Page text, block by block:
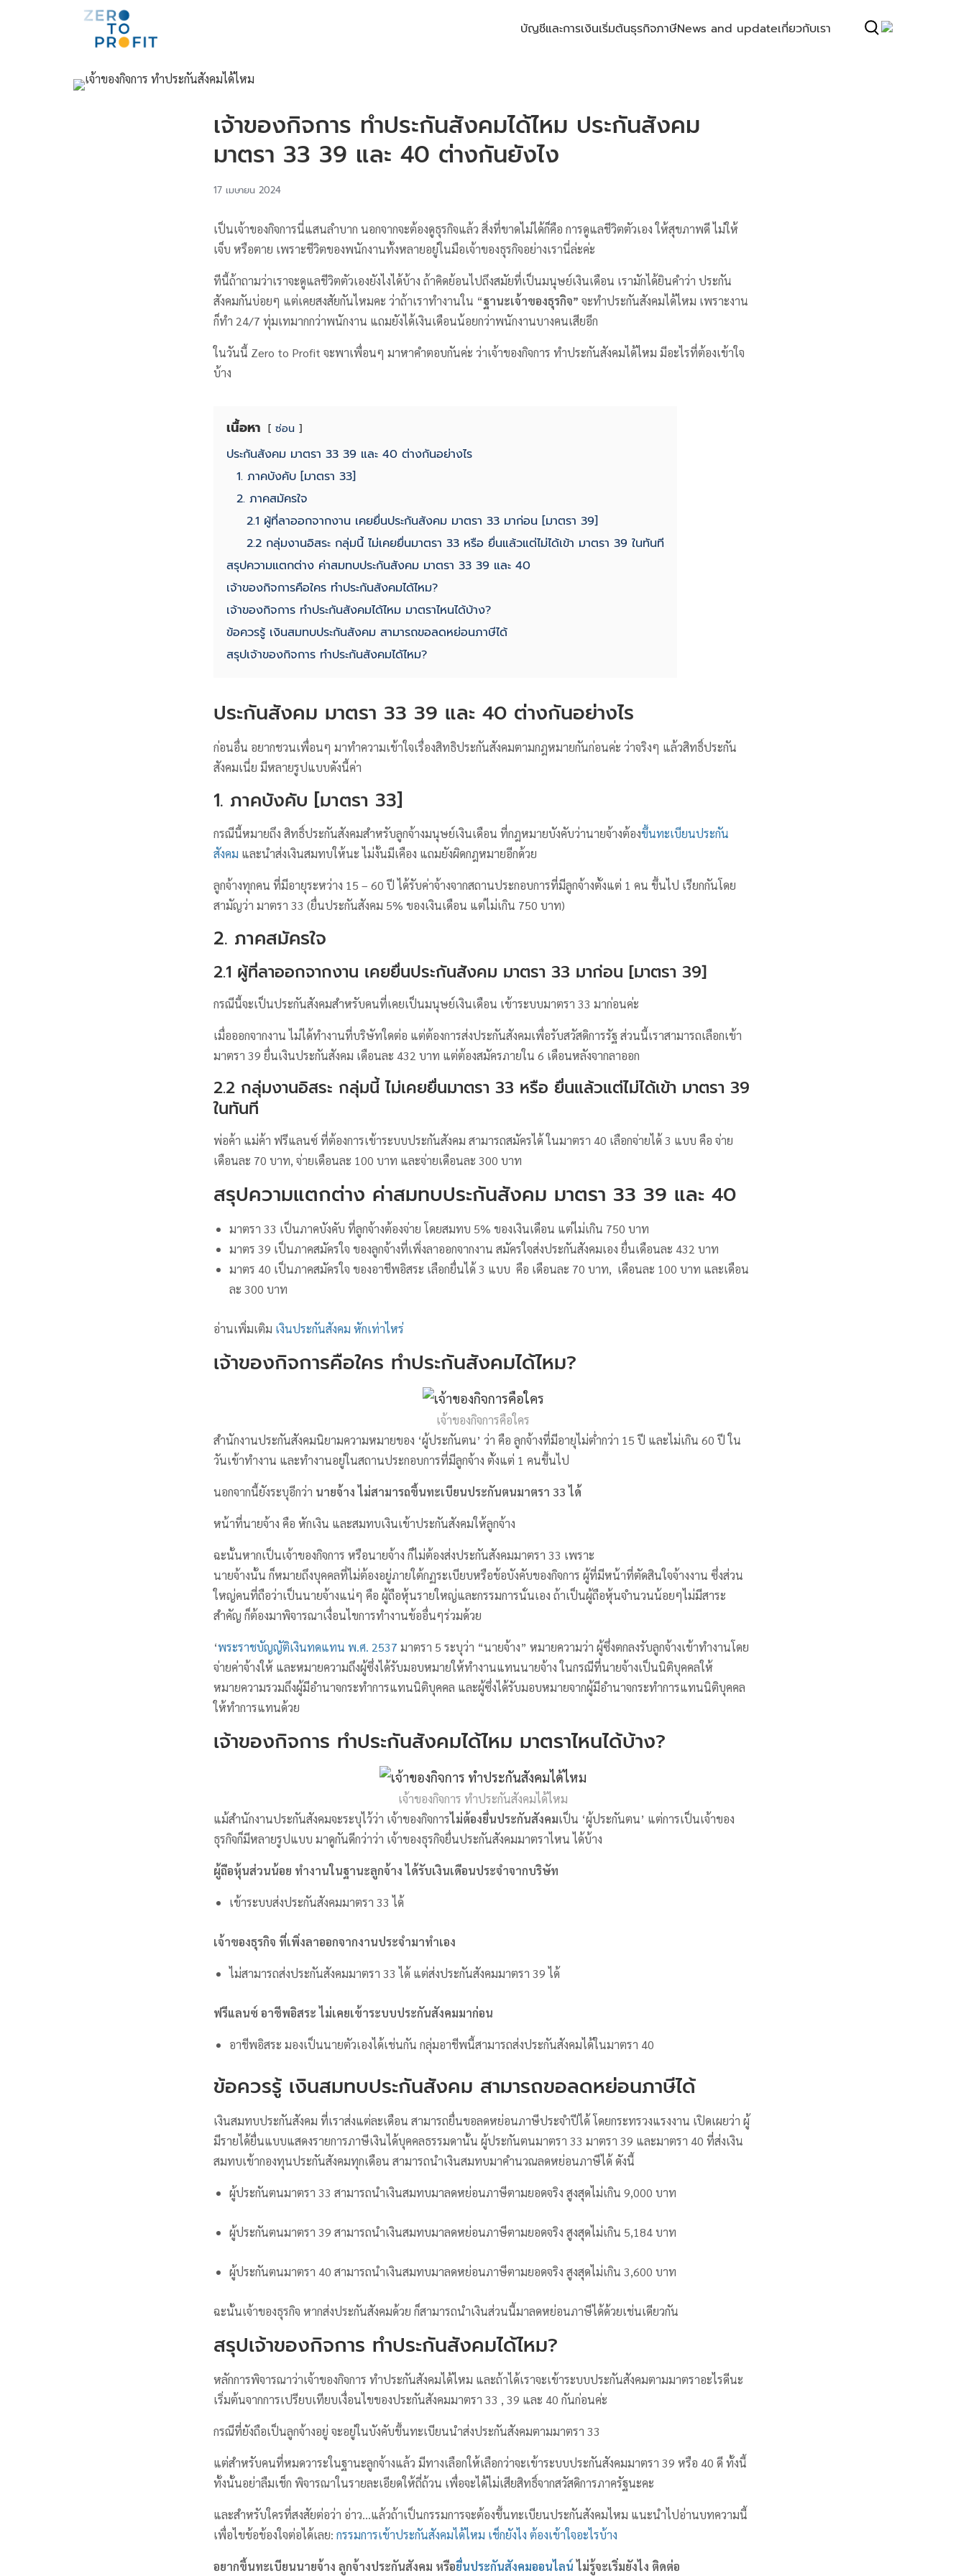
บัญชีและการเงินเริ่มต้นธุรกิจภาษีNews and updateเกี่ยวกับเรา
เจ้าของกิจการ ทําประกันสังคมได้ไหม ประกันสังคม
มาตรา 33 39 และ 40 ต่างกันยังไง
17 เมษายน 2024
เป็นเจ้าของกิจการนี่แสนลำบาก นอกจากจะต้องดูธุรกิจแล้ว สิ่งที่ขาดไม่ได้ก็คือ การดูแลชีวิตตัวเอง ให้สุขภาพดี ไม่ให้
เจ็บ หรือตาย เพราะชีวิตของพนักงานทั้งหลายอยู่ในมือเจ้าของธุรกิจอย่างเรานี่ล่ะค่ะ
ทีนี้ถ้าถามว่าเราจะดูแลชีวิตตัวเองยังไงได้บ้าง ถ้าคิดย้อนไปถึงสมัยที่เป็นมนุษย์เงินเดือน เรามักได้ยินคำว่า ประกัน
สังคมกันบ่อยๆ แต่เคยสงสัยกันไหมคะ ว่าถ้าเราทำงานใน “ฐานะเจ้าของธุรกิจ” จะทําประกันสังคมได้ไหม เพราะงาน
ก็ทำ 24/7 ทุ่มเทมากกว่าพนักงาน แถมยังได้เงินเดือนน้อยกว่าพนักงานบางคนเสียอีก
ในวันนี้ Zero to Profit จะพาเพื่อนๆ มาหาคำตอบกันค่ะ ว่าเจ้าของกิจการ ทําประกันสังคมได้ไหม มีอะไรที่ต้องเข้าใจ
บ้าง
เนื้อหา ซ่อน
ประกันสังคม มาตรา 33 39 และ 40 ต่างกันอย่างไร
1. ภาคบังคับ [มาตรา 33]
2. ภาคสมัครใจ
2.1 ผู้ที่ลาออกจากงาน เคยยื่นประกันสังคม มาตรา 33 มาก่อน [มาตรา 39]
2.2 กลุ่มงานอิสระ กลุ่มนี้ ไม่เคยยื่นมาตรา 33 หรือ ยื่นแล้วแต่ไม่ได้เข้า มาตรา 39 ในทันที
สรุปความแตกต่าง ค่าสมทบประกันสังคม มาตรา 33 39 และ 40
เจ้าของกิจการคือใคร ทำประกันสังคมได้ไหม?
เจ้าของกิจการ ทําประกันสังคมได้ไหม มาตราไหนได้บ้าง?
ข้อควรรู้ เงินสมทบประกันสังคม สามารถขอลดหย่อนภาษีได้
สรุปเจ้าของกิจการ ทําประกันสังคมได้ไหม?
ประกันสังคม มาตรา 33 39 และ 40 ต่างกันอย่างไร
ก่อนอื่น อยากชวนเพื่อนๆ มาทำความเข้าใจเรื่องสิทธิประกันสังคมตามกฎหมายกันก่อนค่ะ ว่าจริงๆ แล้วสิทธิ์ประกัน
สังคมเนี่ย มีหลายรูปแบบดังนี้ค่า
1. ภาคบังคับ [มาตรา 33]
กรณีนี้หมายถึง สิทธิ์ประกันสังคมสำหรับลูกจ้างมนุษย์เงินเดือน ที่กฎหมายบังคับว่านายจ้างต้องขึ้นทะเบียนประกัน
สังคม และนำส่งเงินสมทบให้นะ ไม่งั้นมีเคือง แถมยังผิดกฎหมายอีกด้วย
ลูกจ้างทุกคน ที่มีอายุระหว่าง 15 – 60 ปี ได้รับค่าจ้างจากสถานประกอบการที่มีลูกจ้างตั้งแต่ 1 คน ขึ้นไป เรียกกันโดย
สามัญว่า มาตรา 33 (ยื่นประกันสังคม 5% ของเงินเดือน แต่ไม่เกิน 750 บาท)
2. ภาคสมัครใจ
2.1 ผู้ที่ลาออกจากงาน เคยยื่นประกันสังคม มาตรา 33 มาก่อน [มาตรา 39]
กรณีนี้จะเป็นประกันสังคมสำหรับคนที่เคยเป็นมนุษย์เงินเดือน เข้าระบบมาตรา 33 มาก่อนค่ะ
เมื่อออกจากงาน ไม่ได้ทำงานที่บริษัทใดต่อ แต่ต้องการส่งประกันสังคมเพื่อรับสวัสดิการรัฐ ส่วนนี้เราสามารถเลือกเข้า
มาตรา 39 ยื่นเงินประกันสังคม เดือนละ 432 บาท แต่ต้องสมัครภายใน 6 เดือนหลังจากลาออก
2.2 กลุ่มงานอิสระ กลุ่มนี้ ไม่เคยยื่นมาตรา 33 หรือ ยื่นแล้วแต่ไม่ได้เข้า มาตรา 39
ในทันที
พ่อค้า แม่ค้า ฟรีแลนซ์ ที่ต้องการเข้าระบบประกันสังคม สามารถสมัครได้ ในมาตรา 40 เลือกจ่ายได้ 3 แบบ คือ จ่าย
เดือนละ 70 บาท, จ่ายเดือนละ 100 บาท และจ่ายเดือนละ 300 บาท
สรุปความแตกต่าง ค่าสมทบประกันสังคม มาตรา 33 39 และ 40
มาตรา 33 เป็นภาคบังคับ ที่ลูกจ้างต้องจ่าย โดยสมทบ 5% ของเงินเดือน แต่ไม่เกิน 750 บาท
มาตร 39 เป็นภาคสมัครใจ ของลูกจ้างที่เพิ่งลาออกจากงาน สมัครใจส่งประกันสังคมเอง ยื่นเดือนละ 432 บาท
มาตร 40 เป็นภาคสมัครใจ ของอาชีพอิสระ เลือกยื่นได้ 3 แบบ คือ เดือนละ 70 บาท, เดือนละ 100 บาท และเดือน
ละ 300 บาท
อ่านเพิ่มเติม เงินประกันสังคม หักเท่าไหร่
เจ้าของกิจการคือใคร ทำประกันสังคมได้ไหม?
เจ้าของกิจการคือใคร
สำนักงานประกันสังคมนิยามความหมายของ ‘ผู้ประกันตน’ ว่า คือ ลูกจ้างที่มีอายุไม่ต่ำกว่า 15 ปี และไม่เกิน 60 ปี ใน
วันเข้าทำงาน และทำงานอยู่ในสถานประกอบการที่มีลูกจ้าง ตั้งแต่ 1 คนขึ้นไป
นอกจากนี้ยังระบุอีกว่า นายจ้าง ไม่สามารถขึ้นทะเบียนประกันตนมาตรา 33 ได้
หน้าที่นายจ้าง คือ หักเงิน และสมทบเงินเข้าประกันสังคมให้ลูกจ้าง
ฉะนั้นหากเป็นเจ้าของกิจการ หรือนายจ้าง ก็ไม่ต้องส่งประกันสังคมมาตรา 33 เพราะ
นายจ้างนั้น ก็หมายถึงบุคคลที่ไม่ต้องอยู่ภายใต้กฏระเบียบหรือข้อบังคับของกิจการ ผู้ที่มีหน้าที่ตัดสินใจจ้างงาน ซึ่งส่วน
ใหญ่คนที่ถือว่าเป็นนายจ้างแน่ๆ คือ ผู้ถือหุ้นรายใหญ่และกรรมการนั่นเอง ถ้าเป็นผู้ถือหุ้นจำนวนน้อยๆไม่มีสาระ
สำคัญ ก็ต้องมาพิจารณาเงื่อนไขการทำงานข้ออื่นๆร่วมด้วย
‘พระราชบัญญัติเงินทดแทน พ.ศ. 2537 มาตรา 5 ระบุว่า “นายจ้าง” หมายความว่า ผู้ซึ่งตกลงรับลูกจ้างเข้าทำงานโดย
จ่ายค่าจ้างให้ และหมายความถึงผู้ซึ่งได้รับมอบหมายให้ทำงานแทนนายจ้าง ในกรณีที่นายจ้างเป็นนิติบุคคลให้
หมายความรวมถึงผู้มีอำนาจกระทำการแทนนิติบุคคล และผู้ซึ่งได้รับมอบหมายจากผู้มีอำนาจกระทำการแทนนิติบุคคล
ให้ทำการแทนด้วย
เจ้าของกิจการ ทําประกันสังคมได้ไหม มาตราไหนได้บ้าง?
เจ้าของกิจการ ทำประกันสังคมได้ไหม
แม้สำนักงานประกันสังคมจะระบุไว้ว่า เจ้าของกิจการไม่ต้องยื่นประกันสังคมเป็น ‘ผู้ประกันตน’ แต่การเป็นเจ้าของ
ธุรกิจก็มีหลายรูปแบบ มาดูกันดีกว่าว่า เจ้าของธุรกิจยื่นประกันสังคมมาตราไหน ได้บ้าง
ผู้ถือหุ้นส่วนน้อย ทำงานในฐานะลูกจ้าง ได้รับเงินเดือนประจำจากบริษัท
เข้าระบบส่งประกันสังคมมาตรา 33 ได้
เจ้าของธุรกิจ ที่เพิ่งลาออกจากงานประจำมาทำเอง
ไม่สามารถส่งประกันสังคมมาตรา 33 ได้ แต่ส่งประกันสังคมมาตรา 39 ได้
ฟรีแลนซ์ อาชีพอิสระ ไม่เคยเข้าระบบประกันสังคมมาก่อน
อาชีพอิสระ มองเป็นนายตัวเองได้เช่นกัน กลุ่มอาชีพนี้สามารถส่งประกันสังคมได้ในมาตรา 40
ข้อควรรู้ เงินสมทบประกันสังคม สามารถขอลดหย่อนภาษีได้
เงินสมทบประกันสังคม ที่เราส่งแต่ละเดือน สามารถยื่นขอลดหย่อนภาษีประจำปีได้ โดยกระทรวงแรงงาน เปิดเผยว่า ผู้
มีรายได้ยื่นแบบแสดงรายการภาษีเงินได้บุคคลธรรมดานั้น ผู้ประกันตนมาตรา 33 มาตรา 39 และมาตรา 40 ที่ส่งเงิน
สมทบเข้ากองทุนประกันสังคมทุกเดือน สามารถนำเงินสมทบมาคำนวณลดหย่อนภาษีได้ ดังนี้
ผู้ประกันตนมาตรา 33 สามารถนำเงินสมทบมาลดหย่อนภาษีตามยอดจริง สูงสุดไม่เกิน 9,000 บาท
ผู้ประกันตนมาตรา 39 สามารถนำเงินสมทบมาลดหย่อนภาษีตามยอดจริง สูงสุดไม่เกิน 5,184 บาท
ผู้ประกันตนมาตรา 40 สามารถนำเงินสมทบมาลดหย่อนภาษีตามยอดจริง สูงสุดไม่เกิน 3,600 บาท
ฉะนั้นเจ้าของธุรกิจ หากส่งประกันสังคมด้วย ก็สามารถนำเงินส่วนนี้มาลดหย่อนภาษีได้ด้วยเช่นเดียวกัน
สรุปเจ้าของกิจการ ทําประกันสังคมได้ไหม?
หลักการพิจารณาว่าเจ้าของกิจการ ทําประกันสังคมได้ไหม และถ้าได้เราจะเข้าระบบประกันสังคมตามมาตราอะไรดีนะ
เริ่มต้นจากการเปรียบเทียบเงื่อนไขของประกันสังคมมาตรา 33 , 39 และ 40 กันก่อนค่ะ
กรณีที่ยังถือเป็นลูกจ้างอยู่ จะอยู่ในบังคับขึ้นทะเบียนนำส่งประกันสังคมตามมาตรา 33
แต่สำหรับคนที่หมดวาระในฐานะลูกจ้างแล้ว มีทางเลือกให้เลือกว่าจะเข้าระบบประกันสังคมมาตรา 39 หรือ 40 ดี ทั้งนี้
ทั้งนั้นอย่าลืมเช็ก พิจารณาในรายละเอียดให้ถี่ถ้วน เพื่อจะได้ไม่เสียสิทธิ์จากสวัสดิการภาครัฐนะคะ
และสำหรับใครที่สงสัยต่อว่า อ่าว…แล้วถ้าเป็นกรรมการจะต้องขึ้นทะเบียนประกันสังคมไหม แนะนำไปอ่านบทความนี้
เพื่อไขข้อข้องใจต่อได้เลย: กรรมการเข้าประกันสังคมได้ไหม เช็กยังไง ต้องเข้าใจอะไรบ้าง
อยากขึ้นทะเบียนนายจ้าง ลูกจ้างประกันสังคม หรือยื่นประกันสังคมออนไลน์ไม่รู้จะเริ่มยังไง ติดต่อ